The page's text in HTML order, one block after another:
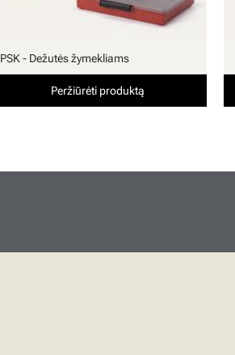
PSK - Dežutės žymekliams
Peržiūrėti produktą